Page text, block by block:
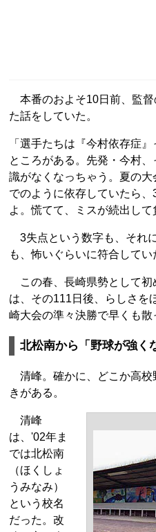
本番のおよそ10日前、監督
た話をしていた。
「選手たちは『今村依存症
ところがある。先発・今村
識がなくなっちゃう。夏の
でのように依存していたら
よ。慌てて、ミスが続出して
3失点という数字も、それ
も、怖いぐらいに符合してい
この春、長崎県勢として初
は、その111日後、らしさを
崎大会の準々決勝で早くも散
北松南から「野球が強く
清峰。確かに、どこか高校
きがある。
清峰
は、'02年ま
では北松南
（ほくしょ
うみなみ）
という校名
だった。改